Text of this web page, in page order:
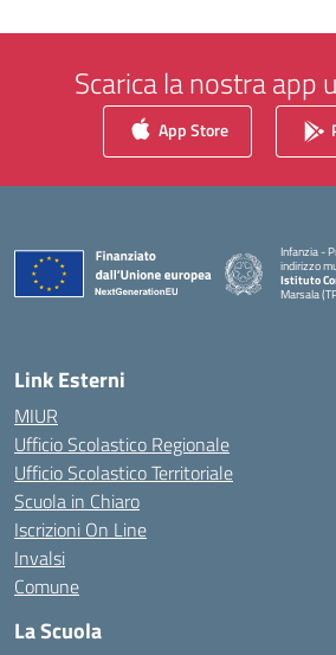
Scarica la nostra app
App Store
Infanzia -
indirizzo
Istituto
Marsala
Link Esterni
MIUR
Ufficio Scolastico Regionale
Ufficio Scolastico Territoriale
Scuola in Chiaro
Iscrizioni On Line
Invalsi
Comune
La Scuola